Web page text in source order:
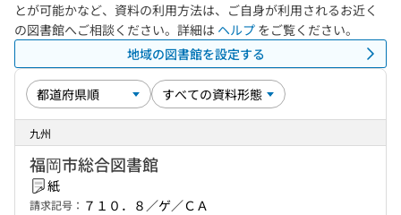
とが可能かなど、資料の利用方法は、ご自身が利用されるお近く
の図書館へご相談ください。詳細は ヘルプ をご覧ください。
地域の図書館を設定する
九州
福岡市総合図書館
紙
請求記号： ７１０．８／ゲ／ＣＡ